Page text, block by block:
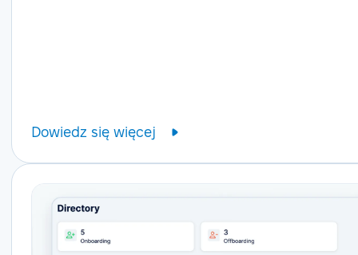
Dowiedz się więcej